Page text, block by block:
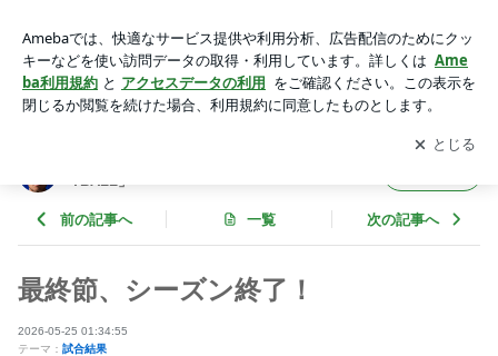
JOY FOOTBALL」 Powered by Ameba
アプリをダウンロードして ブログの更新通知
を受け取りまし
ょう。
開く
TBALL」
前の記事へ 一覧 次の記事へ
最終節、シーズン終了！
2026-05-25 01:34:55
テーマ： 試合結果